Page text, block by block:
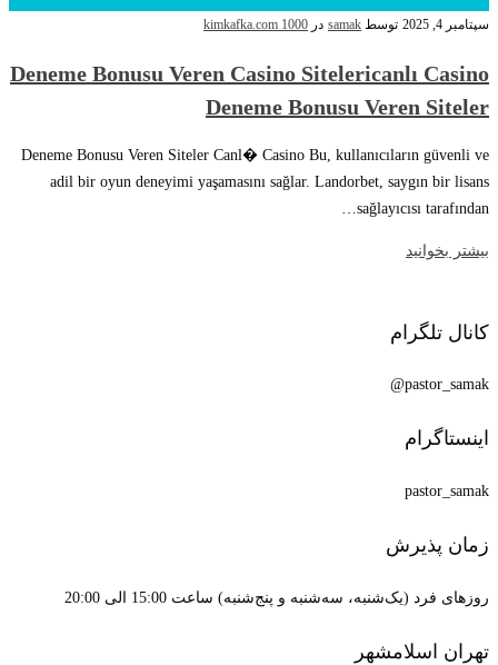
سپتامبر 4, 2025 توسط samak در kimkafka.com 1000
Deneme Bonusu Veren Casino Sitelericanlı Casino
Deneme Bonusu Veren Siteler
Deneme Bonusu Veren Siteler Canl� Casino Bu, kullanıcıların güvenli ve
adil bir oyun deneyimi yaşamasını sağlar. Landorbet, saygın bir lisans
sağlayıcısı tarafından…
بیشتر بخوانید
کانال تلگرام
pastor_samak@
اینستاگرام
pastor_samak
زمان پذیرش
روزهای فرد (یک‌شنبه، سه‌شنبه و پنج‌شنبه) ساعت 15:00 الی 20:00
تهران اسلامشهر